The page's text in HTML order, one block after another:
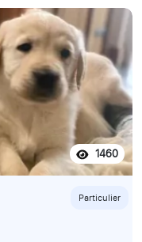
1460
Particulier